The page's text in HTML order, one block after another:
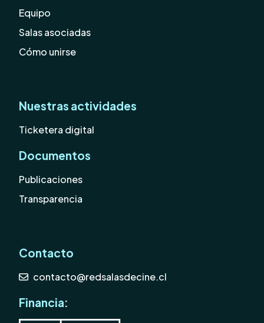
Equipo
Salas asociadas
Cómo unirse
Nuestras actividades
Ticketera digital
Documentos
Publicaciones
Transparencia
Contacto
contacto@redsalasdecine.cl
Financia: